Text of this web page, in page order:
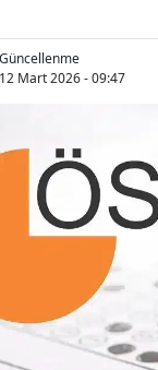
Güncellenme
12 Mart 2026 - 09:47